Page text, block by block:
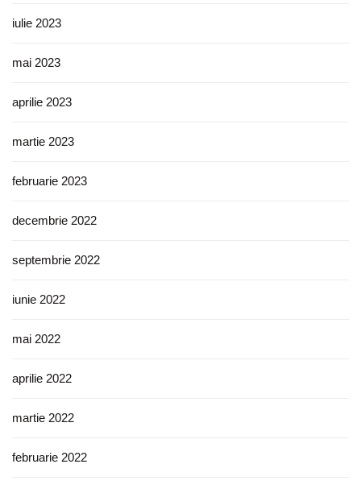
iulie 2023
mai 2023
aprilie 2023
martie 2023
februarie 2023
decembrie 2022
septembrie 2022
iunie 2022
mai 2022
aprilie 2022
martie 2022
februarie 2022